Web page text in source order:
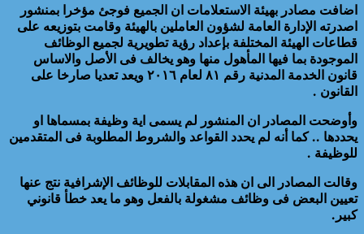
اضافت مصادر بهيئة الاستعلامات ان الجميع فوجئ مؤخرا بمنشور
اصدرته الإدارة العامة لشؤون العاملين بالهيئة وقامت بتوزيعه على
قطاعات الهيئة المختلفة بإعداد رؤية تطويرية لجميع الوظائف
الموجودة بما فيها المأهول منها وهو يخالف فى الأصل والاساس
قانون الخدمة المدنية رقم ٨١ لعام ٢٠١٦ ويعد تعديا صارخا على
القانون .
وأوضحت المصادر ان المنشور لم يسمى اية وظيفة بمسماها او
يحددها .. كما أنه لم يحدد القواعد والشروط المطلوبة فى المتقدمين
للوظيفة .
وقالت المصادر الى ان هذه المقابلات للوظائف الإشرافية نتج عنها
تعيين البعض فى وظائف مشغولة بالفعل وهو ما يعد خطأ قانوني
كبير.